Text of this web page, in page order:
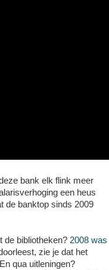
bank elk flink meer
een heus
de banktop sinds 2009
de bibliotheken? 2008 was
zie je dat het
qua uitleningen?